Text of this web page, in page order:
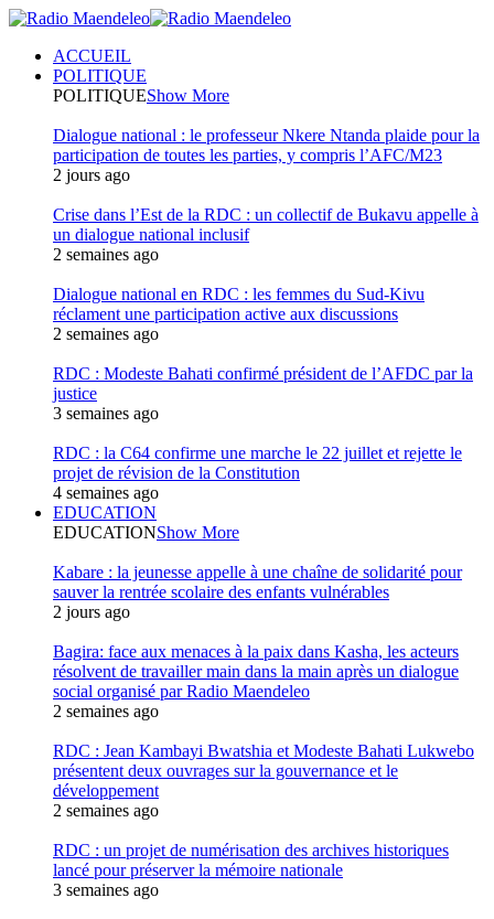
ACCUEIL
POLITIQUE
POLITIQUEShow More
Dialogue national : le professeur Nkere Ntanda plaide pour la
participation de toutes les parties, y compris l’AFC/M23
2 jours ago
Crise dans l’Est de la RDC : un collectif de Bukavu appelle à
un dialogue national inclusif
2 semaines ago
Dialogue national en RDC : les femmes du Sud-Kivu
réclament une participation active aux discussions
2 semaines ago
RDC : Modeste Bahati confirmé président de l’AFDC par la
justice
3 semaines ago
RDC : la C64 confirme une marche le 22 juillet et rejette le
projet de révision de la Constitution
4 semaines ago
EDUCATION
EDUCATIONShow More
Kabare : la jeunesse appelle à une chaîne de solidarité pour
sauver la rentrée scolaire des enfants vulnérables
2 jours ago
Bagira: face aux menaces à la paix dans Kasha, les acteurs
résolvent de travailler main dans la main après un dialogue
social organisé par Radio Maendeleo
2 semaines ago
RDC : Jean Kambayi Bwatshia et Modeste Bahati Lukwebo
présentent deux ouvrages sur la gouvernance et le
développement
2 semaines ago
RDC : un projet de numérisation des archives historiques
lancé pour préserver la mémoire nationale
3 semaines ago